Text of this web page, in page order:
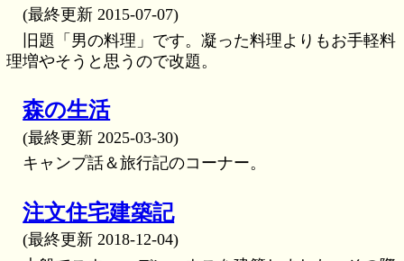
(最終更新 2015-07-07)
旧題「男の料理」です。凝った料理よりもお手軽料
理増やそうと思うので改題。
森の生活
(最終更新 2025-03-30)
キャンプ話＆旅行記のコーナー。
注文住宅建築記
(最終更新 2018-12-04)